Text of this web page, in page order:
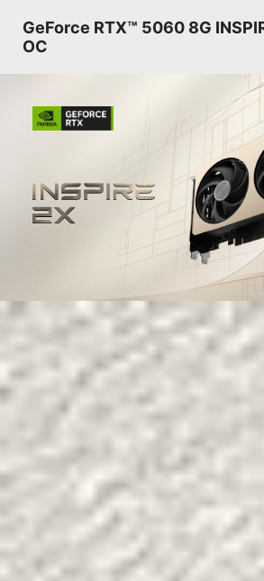
GeForce RTX™ 5060 8G
OC